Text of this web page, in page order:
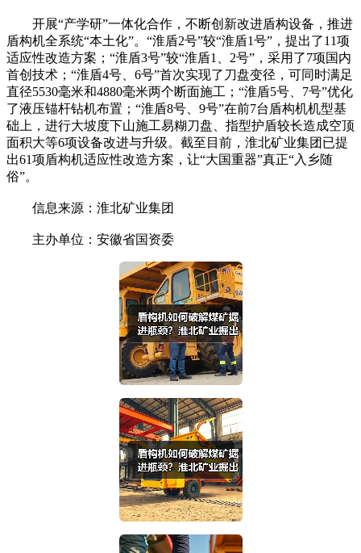
开展“产学研”一体化合作，不断创新改进盾构设备，推进
盾构机全系统“本土化”。“淮盾2号”较“淮盾1号”，提出了11项
适应性改造方案；“淮盾3号”较“淮盾1、2号”，采用了7项国内
首创技术；“淮盾4号、6号”首次实现了刀盘变径，可同时满足
直径5530毫米和4880毫米两个断面施工；“淮盾5号、7号”优化
了液压锚杆钻机布置；“淮盾8号、9号”在前7台盾构机机型基
础上，进行大坡度下山施工易糊刀盘、指型护盾较长造成空顶
面积大等6项设备改进与升级。截至目前，淮北矿业集团已提
出61项盾构机适应性改造方案，让“大国重器”真正“入乡随
俗”。
信息来源：淮北矿业集团
主办单位：安徽省国资委